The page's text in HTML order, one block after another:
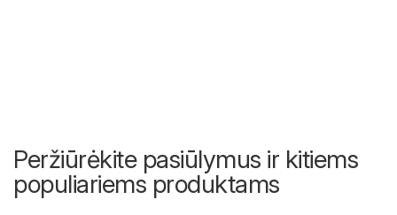
Peržiūrėkite pasiūlymus ir kitiems
populiariems produktams